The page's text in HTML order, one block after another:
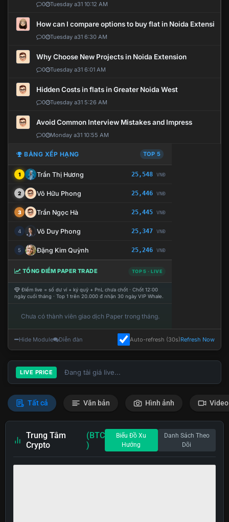
0 Tuesday a31 10:12 AM
How can I compare options to buy flat in Noida Extension?
0 Tuesday a31 6:30 AM
Why Choose New Projects in Noida Extension
0 Tuesday a31 6:01 AM
Hidden Costs in flats in Greater Noida West
0 Tuesday a31 5:26 AM
Avoid Common Interview Mistakes and Impress
0 Monday a31 10:55 AM
BẢNG XẾP HẠNG TOP 5
1 Trần Thị Hương 25,548 VNĐ
2 Võ Hữu Phong 25,446 VNĐ
3 Trần Ngọc Hà 25,445 VNĐ
4 Võ Duy Phong 25,347 VNĐ
5 Đặng Kim Quỳnh 25,246 VNĐ
TỔNG ĐIỂM PAPER TRADE TOP 5 · LIVE
Điểm live = số dư ví + ký quỹ + PnL chưa chốt · Chốt 12:00
ngày cuối tháng · Top 1 trên 20.000 đ nhận 30 ngày VIP Whale.
Chưa có thành viên giao dịch Paper trong tháng.
Hide Module Diễn đàn Auto-refresh (30s)Refresh Now
LIVE PRICE Đang tải giá live...
Tất cả Văn bản Hình ảnh Video
Trung Tâm
Crypto
(BTC
)
Biểu Đồ Xu
Hướng
Danh Sách Theo
Dõi